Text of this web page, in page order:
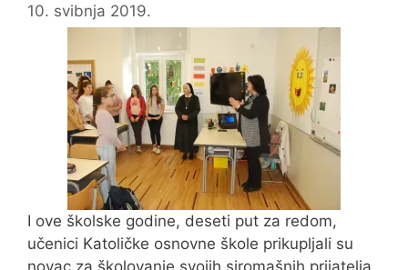
10. svibnja 2019.
I ove školske godine, deseti put za redom,
učenici Katoličke osnovne škole prikupljali su
novac za školovanje svojih siromašnih prijatelja